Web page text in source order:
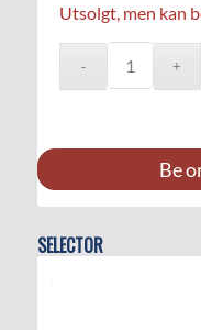
Utsolgt, men kan
Be
SELECTOR